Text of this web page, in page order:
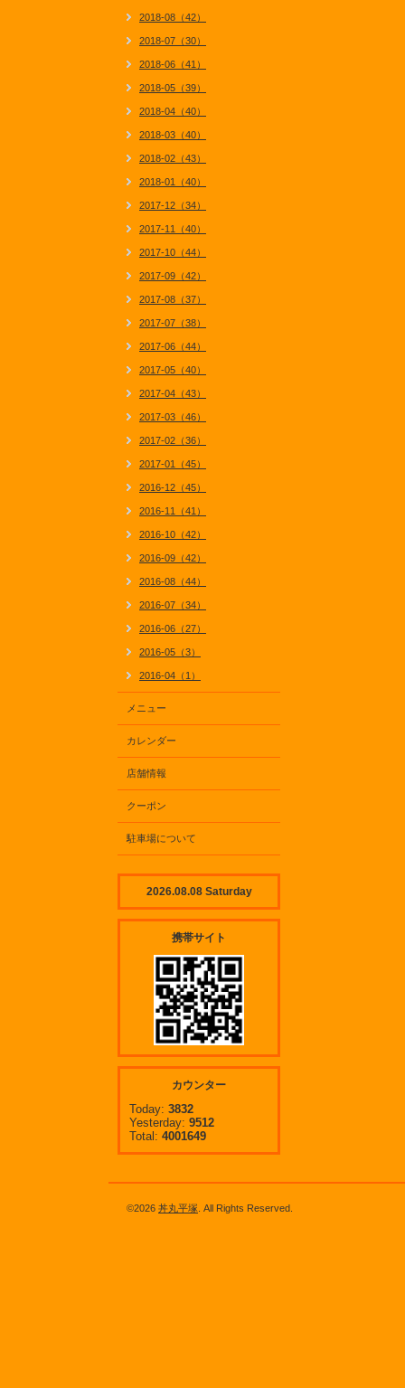
2018-08（42）
2018-07（30）
2018-06（41）
2018-05（39）
2018-04（40）
2018-03（40）
2018-02（43）
2018-01（40）
2017-12（34）
2017-11（40）
2017-10（44）
2017-09（42）
2017-08（37）
2017-07（38）
2017-06（44）
2017-05（40）
2017-04（43）
2017-03（46）
2017-02（36）
2017-01（45）
2016-12（45）
2016-11（41）
2016-10（42）
2016-09（42）
2016-08（44）
2016-07（34）
2016-06（27）
2016-05（3）
2016-04（1）
メニュー
カレンダー
店舗情報
クーポン
駐車場について
2026.08.08 Saturday
携帯サイト
カウンター
Today: 3832
Yesterday: 9512
Total: 4001649
©2026 丼丸平塚 . All Rights Reserved.